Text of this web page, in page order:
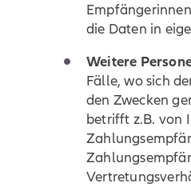
die Daten in
Weitere
Fälle, wo sich
den Zwecken
betrifft z.B. von